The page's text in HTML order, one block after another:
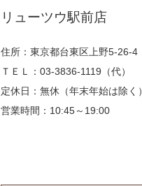
リューツウ駅前店
住所：東京都台東区上野5-26-4
ＴＥＬ：03-3836-1119（代）
定休日：無休（年末年始は除く）
営業時間：10:45～19:00